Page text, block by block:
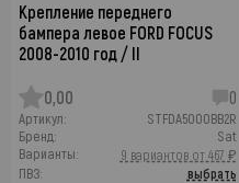
Крепление переднего
бампера левое FORD FOCUS
2008-2010 год / II
0,00 0
Артикул:
STFDA5000BB2R
Бренд:
Sat
Варианты:
9 вариантов от 467 ₽
ПВЗ:
выбрать